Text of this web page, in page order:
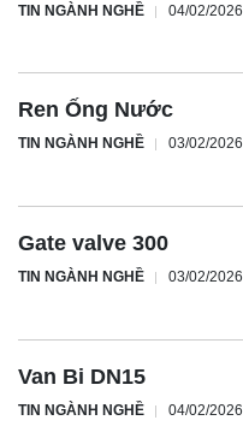
TIN NGÀNH NGHỀ 04/02/2026
Ren Ống Nước
TIN NGÀNH NGHỀ 03/02/2026
Gate valve 300
TIN NGÀNH NGHỀ 03/02/2026
Van Bi DN15
TIN NGÀNH NGHỀ 04/02/2026